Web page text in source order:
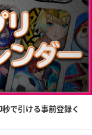
で引ける事前登録く